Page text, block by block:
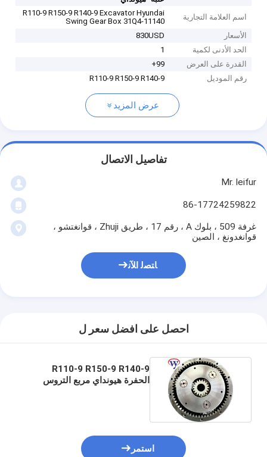
اسم العلامة التجارية
R110-9 R150-9 R140-9 Excavator Hyundai
Swing Gear Box 31Q4-11140
الأسعار
830USD
الحد الأدنى لكمية
1
القدرة على العرض
99+
رقم الموديل
R110-9 R150-9 R140-9
عرض المزيد
تفاصيل الاتصال
Mr. leifur
86-17724259822
غرفة 509 ، بلوك A ، رقم 17 ، طريق Zhuji ، قوانغتشو ،
قوانغدونغ ، الصين
ﺎﺘﺼﻟ ﺍﻶﻧ
احصل على افضل سعر ل
R110-9 R150-9 R140-9
الحفرة هيونداي مربع التروس
استمر